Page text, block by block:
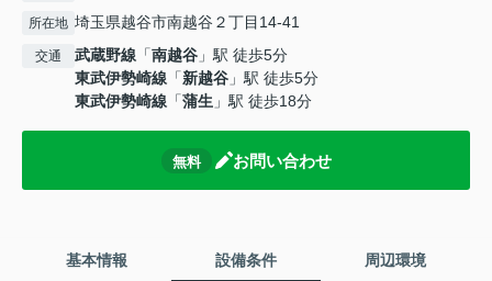
所在地 埼玉県越谷市南越谷２丁目14-41
交通 武蔵野線 「南越谷 」駅 徒歩5分
東武伊勢崎線 「新越谷 」駅 徒歩5分
東武伊勢崎線 「蒲生 」駅 徒歩18分
無料 お問い合わせ
基本情報 設備条件 周辺環境